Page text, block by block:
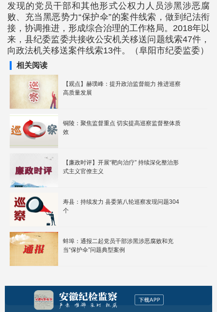
发现的党员干部和其他形式公权力人员涉黑涉恶腐
败、充当黑恶势力“保护伞”的案件线索，做到纪法衔
接，协调推进，形成综合治理的工作格局。2018年以
来，县纪委监委共接收公安机关移送问题线索47件，
向政法机关移送案件线索13件。（阜阳市纪委监委）
相关阅读
【观点】赫璞峰：提升政治监督能力 推进巡察
高质量发展
铜陵：聚焦监督重点 切实提高巡察监督整体质
效
【廉政时评】开展“靶向治疗” 持续深化整治形
式主义官僚主义
寿县：持续发力 县委第八轮巡察发现问题304
个
蚌埠：通报二起党员干部涉黑涉恶腐败和充
当“保护伞”问题典型案例